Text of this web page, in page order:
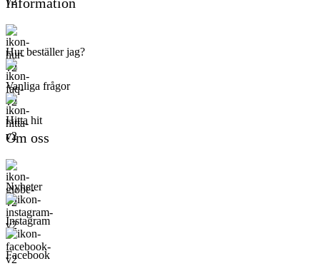
Hur beställer jag?
Vanliga frågor
Hitta hit
Om oss
Nyheter
Instagram
Facebook